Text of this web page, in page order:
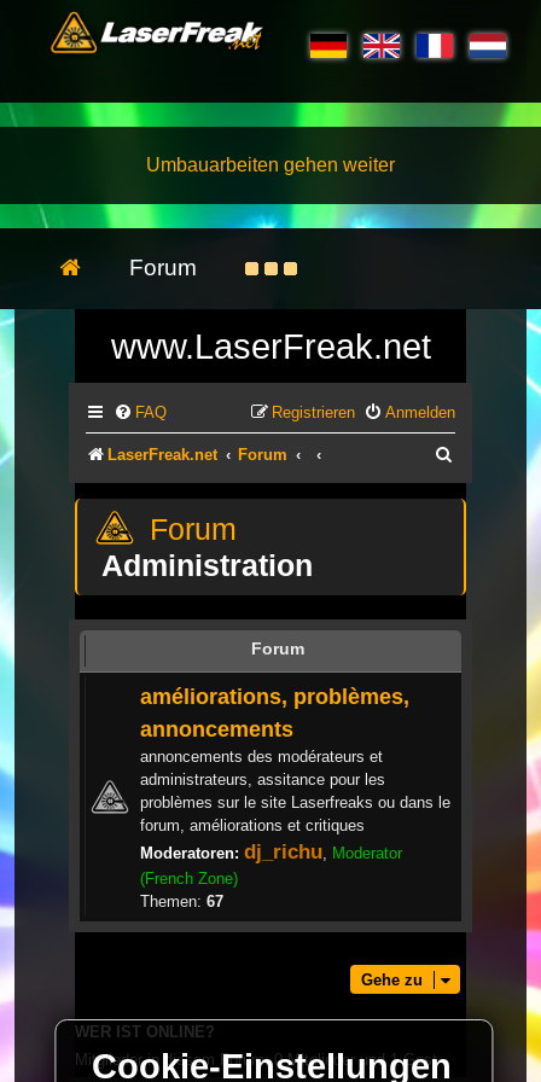
Umbauarbeiten gehen weiter
Forum
www.LaserFreak.net
FAQ Anmelden
Registrieren
LaserFreak.net Forum
Administration
Forum
améliorations, problèmes,
annoncements
annoncements des modérateurs et
administrateurs, assitance pour les
problèmes sur le site Laserfreaks ou dans le
forum, améliorations et critiques
Moderatoren: dj_richu Moderator
(French Zone)
Themen: 67
Gehe zu
WER IST ONLINE?
Mitglieder in diesem Forum: 0 Mitglieder und 1 Gast
Cookie-Einstellungen